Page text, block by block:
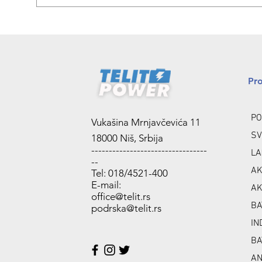
Vukašina Mrnjavčevića 11
18000 Niš, Srbija
---------------------------------
--
Tel: 018/4521-400
E-mail:
office@telit.rs
podrska@telit.rs